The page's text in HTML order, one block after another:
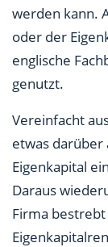
werden kann.
oder der
englische
genutzt.
Vereinfacht
etwas darüber
Eigenkapital
Daraus
Firma